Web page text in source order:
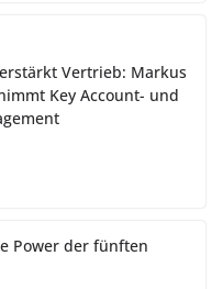
Vertrieb: Markus
Key Account- und
Power der fünften